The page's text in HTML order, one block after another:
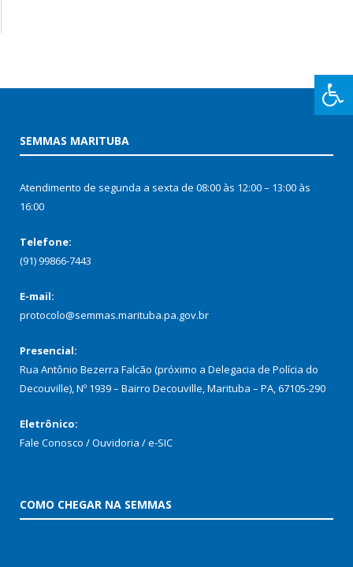
SEMMAS MARITUBA
Atendimento de segunda a sexta de 08:00 às 12:00 – 13:00 às
16:00
Telefone:
(91) 99866-7443
E-mail:
protocolo@semmas.marituba.pa.gov.br
Presencial:
Rua Antônio Bezerra Falcão (próximo a Delegacia de Polícia do
Decouville), Nº 1939 – Bairro Decouville, Marituba – PA, 67105-290
Eletrônico:
Fale Conosco / Ouvidoria / e-SIC
COMO CHEGAR NA SEMMAS